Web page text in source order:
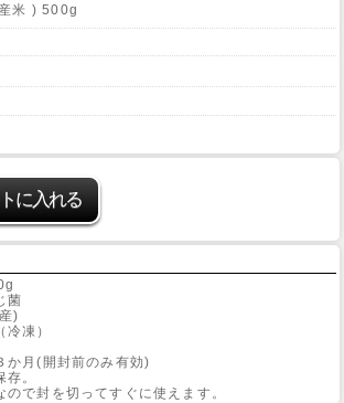
米 ) 500g
菌
)
冷凍）
か月(開封前のみ有効)
。
ので封を切ってすぐに使えます。